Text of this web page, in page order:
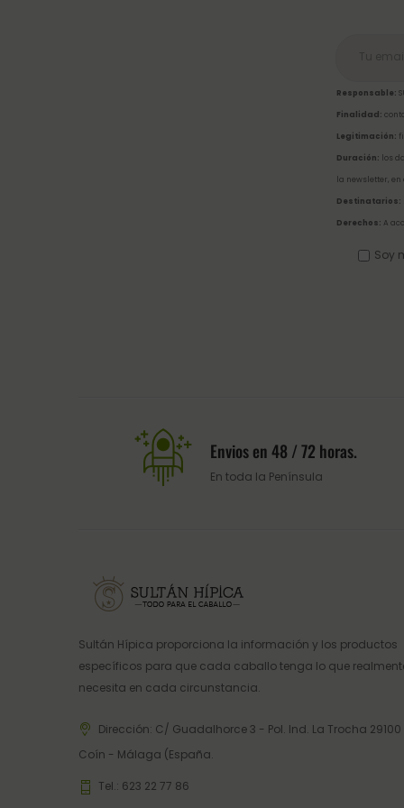
Responsable:
Finalidad:
Legitimación:
Duración: los
la newsletter,
Destinatarios:
Derechos: A
Soy
Envios en 48 / 72 horas.
En toda la Península
Sultán Hípica proporciona la información y los productos
específicos para que cada caballo tenga lo que
necesita en cada circunstancia.
Dirección: C/ Guadalhorce 3 - Pol. Ind. La Trocha 29100
Coín - Málaga (España.
Tel.: 623 22 77 86